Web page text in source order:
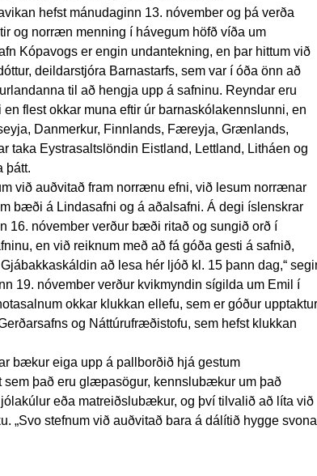
hefst mánudaginn 13. nóvember og þá verða
og norræn menning í hávegum höfð víða um
Kópavogs er engin undantekning, en þar hittum við
deildarstjóra Barnastarfs, sem var í óða önn að
til að hengja upp á safninu. Reyndar eru
flest okkar muna eftir úr barnaskólakennslunni, en
Danmerkur, Finnlands, Færeyja, Grænlands,
taka Eystrasaltslöndin Eistland, Lettland, Litháen og
þátt.
við auðvitað fram norrænu efni, við lesum norrænar
bæði á Lindasafni og á aðalsafni. Á degi íslenskrar
16. nóvember verður bæði ritað og sungið orð í
en við reiknum með að fá góða gesti á safnið,
að lesa hér ljóð kl. 15 þann dag,“
19. nóvember verður kvikmyndin sígilda um Emil í
okkar klukkan ellefu, sem er góður upptaktur
og Náttúrufræðistofu, sem hefst klukkan
bækur eiga upp á pallborðið hjá gestum
sem það eru glæpasögur, kennslubækur um það
eða matreiðslubækur, og því tilvalið að líta við
„Svo stefnum við auðvitað bara á dálítið hygge svona